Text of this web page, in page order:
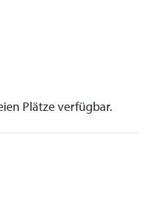
Plätze verfügbar.